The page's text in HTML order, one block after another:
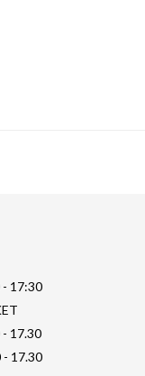
- 17:30
- 17.30
- 17.30